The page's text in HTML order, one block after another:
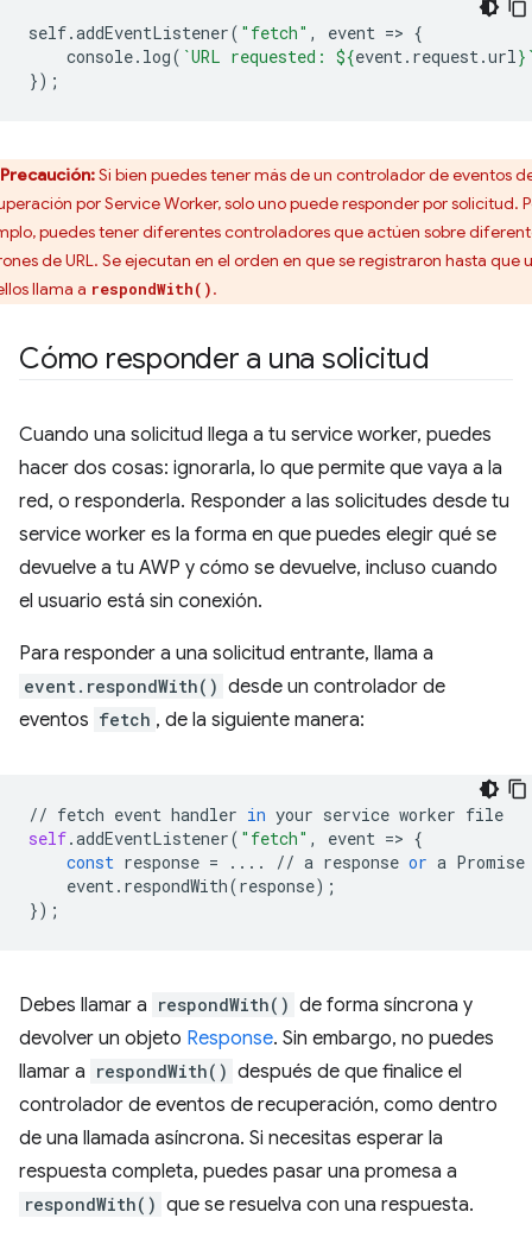
self.addEventListener( "fetch" , event => {
console. log( `URL requested: ${event. request.url}
});
Precaución:Si bien puedes tener más de un controlador de eventos
por Service Worker, solo uno puede responder por solicitud.
puedes tener diferentes controladores que actúen sobre
de URL. Se ejecutan en el orden en que se registraron hasta que
llama a respondWith().
Cómo responder a una solicitud
Cuando una solicitud llega a tu service worker, puedes
hacer dos cosas: ignorarla, lo que permite que vaya a la
red, o responderla. Responder a las solicitudes desde tu
service worker es la forma en que puedes elegir qué se
devuelve a tu AWP y cómo se devuelve, incluso cuando
el usuario está sin conexión.
Para responder a una solicitud entrante, llama a
event.respondWith() desde un controlador de
eventos fetch , de la siguiente manera:
// fetch event handler in your service worker file
self.addEventListener( "fetch" , event => {
const response = .... // a response or a Promise
event. respondWith(response);
});
Debes llamar a respondWith() de forma síncrona y
devolver un objeto Response. Sin embargo, no puedes
llamar a respondWith() después de que finalice el
controlador de eventos de recuperación, como dentro
de una llamada asíncrona. Si necesitas esperar la
respuesta completa, puedes pasar una promesa a
respondWith() que se resuelva con una respuesta.